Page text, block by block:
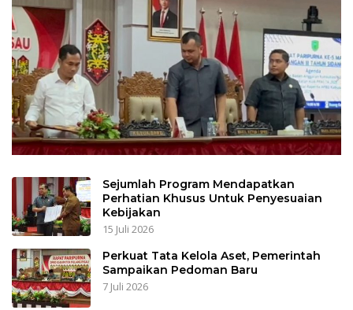
Sejumlah Program Mendapatkan
Perhatian Khusus Untuk Penyesuaian
Kebijakan
15 Juli 2026
Perkuat Tata Kelola Aset, Pemerintah
Sampaikan Pedoman Baru
7 Juli 2026